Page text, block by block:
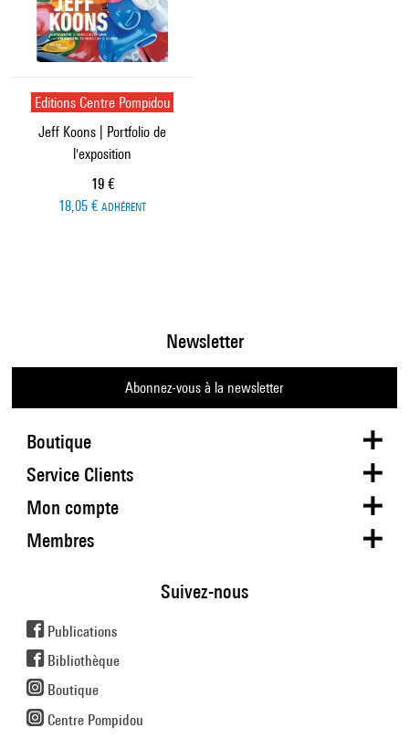
Editions Centre Pompidou
Jeff Koons | Portfolio de
l'exposition
Prix ​​actuel
19 €
18,05 € ADHÉRENT
Boutique
Newsletter
Abonnez-vous à la newsletter
Service Clients
Mon compte
Membres
Suivez-nous
Publications
Bibliothèque
Boutique
Centre Pompidou